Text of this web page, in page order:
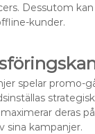
Dessutom
kunder.
spelar promo-
deras
sina kampanjer.